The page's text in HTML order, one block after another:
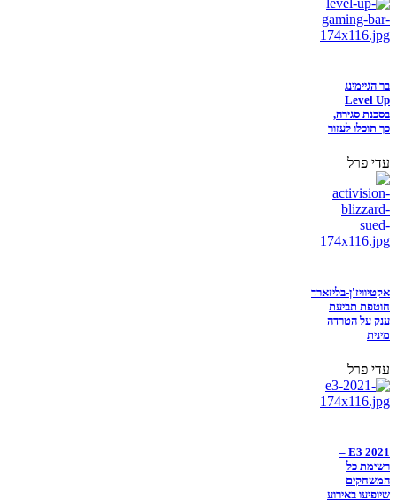
בר הגיימינג
Level Up
בסכנת סגירה,
כך תוכלו לעזור
עדי פרל
אקטיוויז'ן-בליזארד
חוטפת תביעת
ענק על הטרדה
מינית
עדי פרל
E3 2021 –
רשימת כל
המשחקים
שיופיעו באירוע